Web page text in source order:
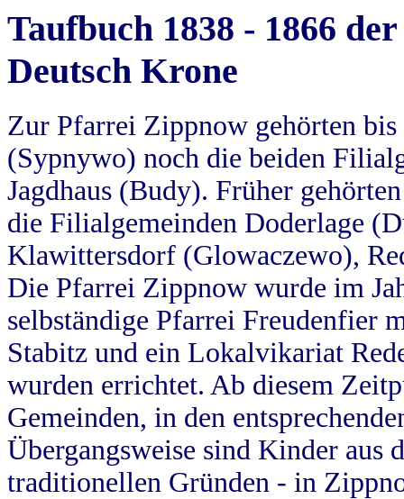
Taufbuch 1838 - 1866
Deutsch Krone
Zur Pfarrei Zippnow gehörten
(Sypnywo) noch die beiden
Jagdhaus (Budy). Früher
die Filialgemeinden Doderlage
Klawittersdorf (Glowaczewo),
Die Pfarrei Zippnow wurde im
selbständige Pfarrei Freudenfier
Stabitz und ein Lokalvikariat
wurden errichtet. Ab diesem
Gemeinden, in den
Übergangsweise sind Kinder aus
traditionellen Gründen - in